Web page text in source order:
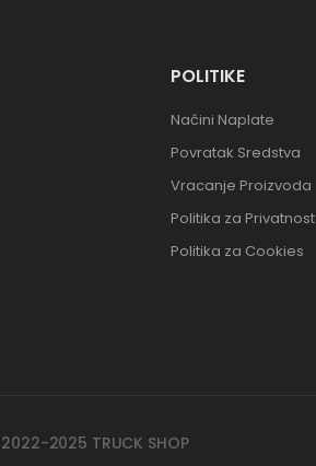
POLITIKE
Načini Naplate
Povratak Sredstva
Vracanje Proizvoda
Politika za Privatnost
Politika za Cookies
2025 TRUCK SHOP